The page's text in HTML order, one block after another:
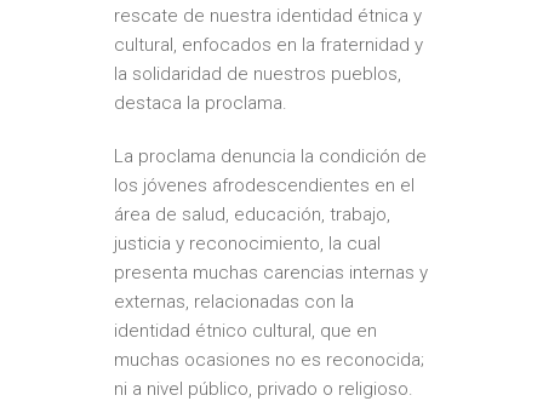
rescate de nuestra identidad étnica y
cultural, enfocados en la fraternidad y
la solidaridad de nuestros pueblos,
destaca la proclama.
La proclama denuncia la condición de
los jóvenes afrodescendientes en el
área de salud, educación, trabajo,
justicia y reconocimiento, la cual
presenta muchas carencias internas y
externas, relacionadas con la
identidad étnico cultural, que en
muchas ocasiones no es reconocida;
ni a nivel público, privado o religioso.